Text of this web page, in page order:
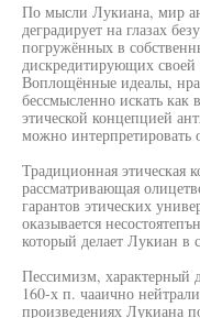
По мысли Лукиана, мир
деградирует на глазах
погружённых в
дискредитирующих своей
Воплощённые идеалы,
бессмысленно искать как
этической концепцией
можно интерпретировать
Традиционная этическая
рассматривающая
гарантов этических
оказывается
который делает Лукиан в
Пессимизм, характерный
160-х п. чааично
произведениях Лукиана